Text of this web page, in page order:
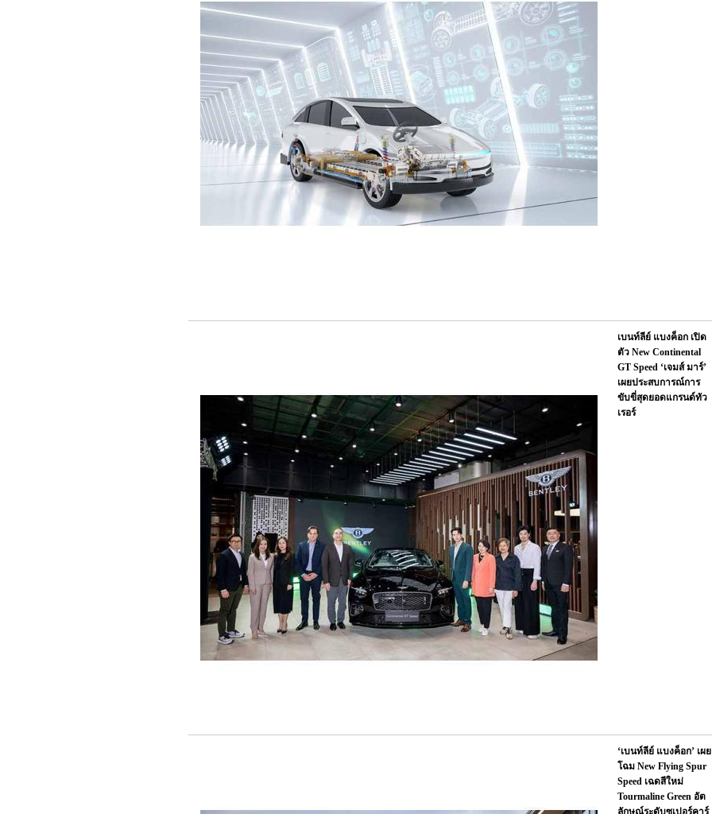
เบนท์ลีย์ แบงค็อก เปิด
ตัว New Continental
GT Speed ‘เจมส์ มาร์’
เผยประสบการณ์การ
ขับขี่สุดยอดแกรนด์ทัว
เรอร์
‘เบนท์ลีย์ แบงค็อก’ เผย
โฉม New Flying Spur
Speed เฉดสีใหม่
Tourmaline Green อัต
ลักษณ์ระดับซูเปอร์คาร์